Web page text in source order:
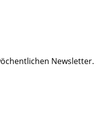
Newsletter.